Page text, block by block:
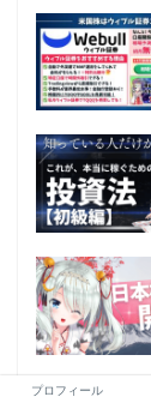
プロフィール